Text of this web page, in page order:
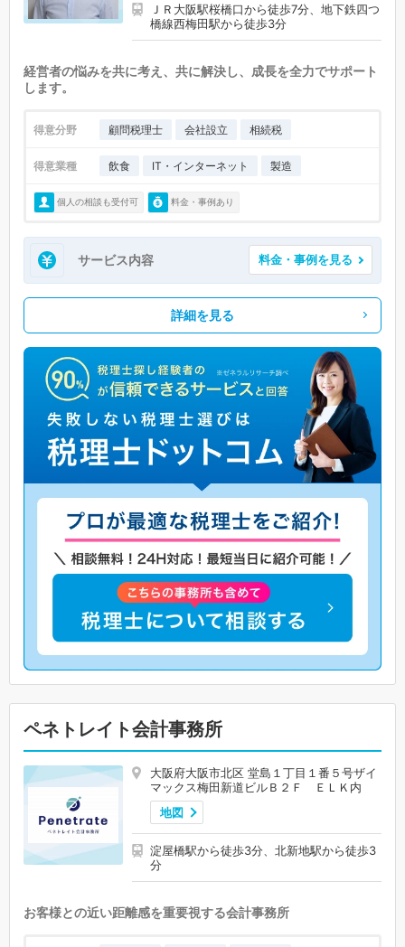
ＪＲ大阪駅桜橋口から徒歩7分、地下鉄四つ
橋線西梅田駅から徒歩3分
経営者の悩みを共に考え、共に解決し、成長を全力でサポート
します。
得意分野 顧問税理士 会社設立 相続税
得意業種 飲食 IT・インターネット 製造
個人の相談も受付可 料金・事例あり
サービス内容 料金・事例を見る
詳細を見る
ペネトレイト会計事務所
大阪府大阪市北区 堂島１丁目１番５号ザイ
マックス梅田新道ビルＢ２Ｆ ＥＬＫ内
地図
淀屋橋駅から徒歩3分、北新地駅から徒歩3
分
お客様との近い距離感を重要視する会計事務所